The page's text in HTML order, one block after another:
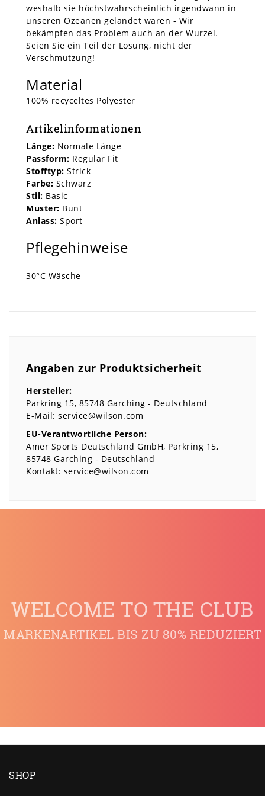
weshalb sie höchstwahrscheinlich irgendwann in
unseren Ozeanen gelandet wären - Wir
bekämpfen das Problem auch an der Wurzel.
Seien Sie ein Teil der Lösung, nicht der
Verschmutzung!
Material
100% recyceltes Polyester
Artikelinformationen
Länge: Normale Länge
Passform: Regular Fit
Stofftyp: Strick
Farbe: Schwarz
Stil: Basic
Muster: Bunt
Anlass: Sport
Pflegehinweise
30°C Wäsche
Angaben zur Produktsicherheit
Hersteller:
Parkring 15 85748 Garching
Deutschland
E-Mail: service@wilson.com
EU-Verantwortliche Person:
Amer Sports Deutschland GmbH Parkring 15
85748 Garching
Deutschland
Kontakt: service@wilson.com
WELCOME TO THE CLUB
MARKENARTIKEL BIS ZU 80% REDUZIERT
SHOP